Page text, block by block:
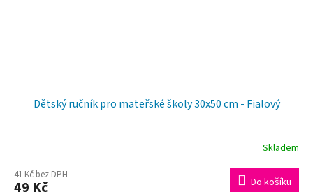
Dětský ručník pro mateřské školy 30x50 cm - Fialový
hodnocení
Skladem
41 Kč bez DPH
49 Kč Do košíku